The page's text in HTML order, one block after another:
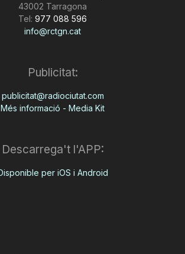
43002 Tarragona
Tel: 977 088 596
info@rctgn.cat
Publicitat:
publicitat@radiociutat.com
Més informació - Media Kit
Descarrega't l'APP:
per iOS i Android